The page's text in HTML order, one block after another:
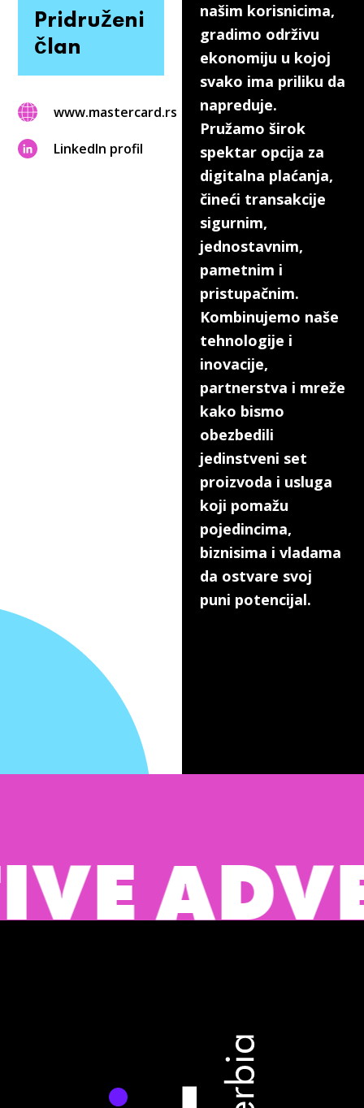
Pridruženi
član
www.mastercard.rs
LinkedIn profil
našim korisnicima,
gradimo održivu
ekonomiju u kojoj
svako ima priliku da
napreduje.
Pružamo širok
spektar opcija za
digitalna plaćanja,
čineći transakcije
sigurnim,
jednostavnim,
pametnim i
pristupačnim.
Kombinujemo naše
tehnologije i
inovacije,
partnerstva i mreže
kako bismo
obezbedili
jedinstveni set
proizvoda i usluga
koji pomažu
pojedincima,
biznisima i vladama
da ostvare svoj
puni potencijal.